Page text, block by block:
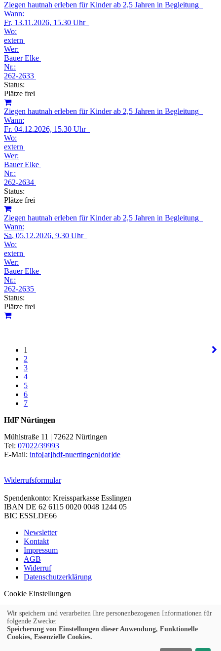
Ziegen hautnah erleben für Kinder ab 2,5 Jahren in Begleitung
Wann:
Fr. 13.11.2026, 15.30 Uhr
Wo:
extern
Wer:
Bauer Elke
Nr.:
262-2633
Status:
Plätze frei
Ziegen hautnah erleben für Kinder ab 2,5 Jahren in Begleitung
Wann:
Fr. 04.12.2026, 15.30 Uhr
Wo:
extern
Wer:
Bauer Elke
Nr.:
262-2634
Status:
Plätze frei
Ziegen hautnah erleben für Kinder ab 2,5 Jahren in Begleitung
Wann:
Sa. 05.12.2026, 9.30 Uhr
Wo:
extern
Wer:
Bauer Elke
Nr.:
262-2635
Status:
Plätze frei
1
2
3
4
5
6
7
HdF Nürtingen
Mühlstraße 11 | 72622 Nürtingen
Tel: 07022/39993
E-Mail: info[at]hdf-nuertingen[dot]de
Widerrufsformular
Spendenkonto: Kreissparkasse Esslingen
IBAN DE 62 6115 0020 0048 1244 05
BIC ESSLDE66
Newsletter
Kontakt
Impressum
AGB
Widerruf
Datenschutzerklärung
Cookie Einstellungen
© 2026 Kubus Software GmbH
Wir speichern und verarbeiten Ihre personenbezogenen Informationen für
folgende Zwecke:
Speicherung von Einstellungen dieser Anwendung, Funktionelle
Cookies, Essenzielle Cookies.